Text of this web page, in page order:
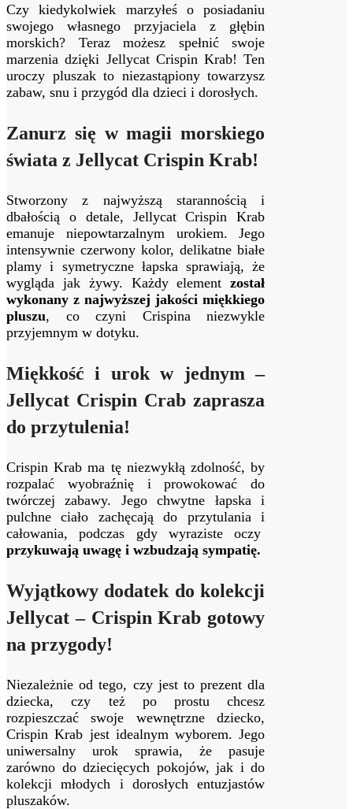
Czy kiedykolwiek marzyłeś o posiadaniu
swojego własnego przyjaciela z głębin
morskich? Teraz możesz spełnić swoje
marzenia dzięki Jellycat Crispin Krab! Ten
uroczy pluszak to niezastąpiony towarzysz
zabaw, snu i przygód dla dzieci i dorosłych.
Zanurz się w magii morskiego
świata z Jellycat Crispin Krab!
Stworzony z najwyższą starannością i
dbałością o detale, Jellycat Crispin Krab
emanuje niepowtarzalnym urokiem. Jego
intensywnie czerwony kolor, delikatne białe
plamy i symetryczne łapska sprawiają, że
wygląda jak żywy. Każdy elementzostał
wykonany z najwyższej jakości miękkiego
pluszu, co czyni Crispina niezwykle
przyjemnym w dotyku.
Miękkość i urok w jednym –
Jellycat Crispin Crab zaprasza
do przytulenia!
Crispin Krab ma tę niezwykłą zdolność, by
rozpalać wyobraźnię i prowokować do
twórczej zabawy. Jego chwytne łapska i
pulchne ciało zachęcają do przytulania i
całowania, podczas gdy wyraziste oczy
przykuwają uwagę i wzbudzają sympatię.
Wyjątkowy dodatek do kolekcji
Jellycat – Crispin Krab gotowy
na przygody!
Niezależnie od tego, czy jest to prezent dla
dziecka, czy też po prostu chcesz
rozpieszczać swoje wewnętrzne dziecko,
Crispin Krab jest idealnym wyborem. Jego
uniwersalny urok sprawia, że pasuje
zarówno do dziecięcych pokojów, jak i do
kolekcji młodych i dorosłych entuzjastów
pluszaków.